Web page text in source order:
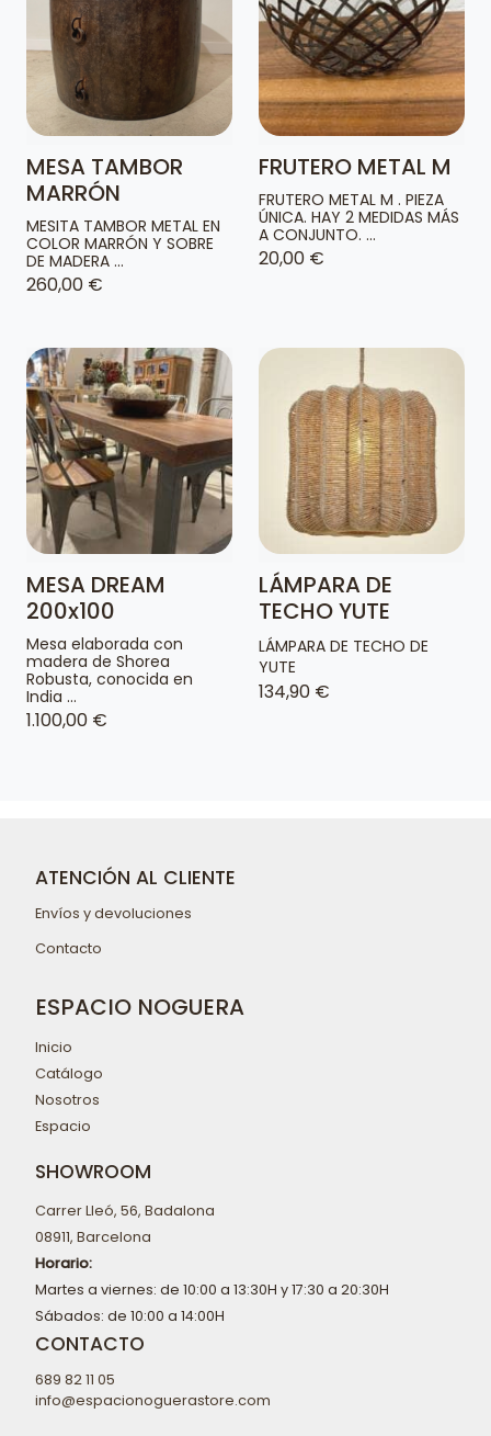
MESA TAMBOR
MARRÓN
MESITA TAMBOR METAL EN
COLOR MARRÓN Y SOBRE
DE MADERA ...
260,00 €
FRUTERO METAL M
FRUTERO METAL M . PIEZA
ÚNICA. HAY 2 MEDIDAS MÁS
A CONJUNTO. ...
20,00 €
MESA DREAM
200x100
Mesa elaborada con
madera de Shorea
Robusta, conocida en
India ...
1.100,00 €
LÁMPARA DE
TECHO YUTE
LÁMPARA DE TECHO DE
YUTE
134,90 €
ATENCIÓN AL CLIENTE
Envíos y devoluciones
Contacto
ESPACIO NOGUERA
Inicio
Catálogo
Nosotros
Espacio
SHOWROOM
Carrer Lleó, 56, Badalona
08911, Barcelona
Horario:
Martes a viernes: de 10:00 a 13:30H y 17:30 a 20:30H
Sábados: de 10:00 a 14:00H
CONTACTO
689 82 11 05
info@espacionoguerastore.com